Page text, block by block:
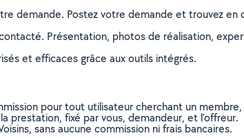
demande. Postez votre demande et trouvez
Présentation, photos de réalisation,
et efficaces grâce aux outils intégrés.
pour tout utilisateur cherchant un
prestation, fixé par vous, demandeur, et l’offreur.
sans aucune commission ni frais bancaires.